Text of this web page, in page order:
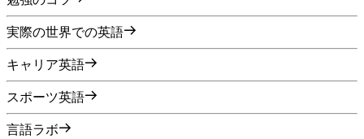
実際の世界での英語
キャリア英語
スポーツ英語
言語ラボ